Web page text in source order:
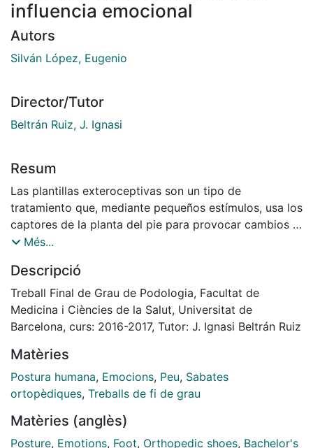
influencia emocional
Autors
Silván López, Eugenio
Director/Tutor
Beltrán Ruiz, J. Ignasi
Resum
Las plantillas exteroceptivas son un tipo de
tratamiento que, mediante pequeños estímulos, usa los
captores de la planta del pie para provocar cambios a
nivel postural. Estos cambios se realizan por un
coordinado a nivel del sistema nervioso central en el
cual intervienen numerosas estructuras y con
implicaciones que quizá parecen ajenas entre sí a
simple vista, como la relación de este sistema con el
idea de que quizá un estímulo en la planta del pie
pueda condicionar la modulación de determinadas
emociones. La idea de que las plantillas
es muy clara, ni tampoco fácil de imaginar, pero es
para ello que se ha realizado este estudio de
Més...
Descripció
Treball Final de Grau de Podologia, Facultat de
Medicina i Ciències de la Salut, Universitat de
Barcelona, curs: 2016-2017, Tutor: J. Ignasi Beltrán Ruiz
Matèries
Postura humana, Emocions, Peu, Sabates
ortopèdiques, Treballs de fi de grau
Matèries (anglès)
Posture, Emotions, Foot, Orthopedic shoes, Bachelor's